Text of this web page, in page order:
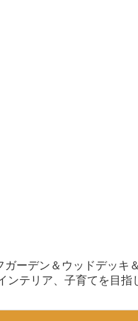
デン＆ウッドデッキ
ンテリア、子育てを目指